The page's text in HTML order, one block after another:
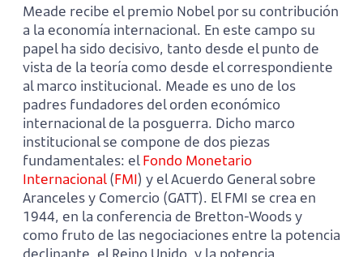
Meade recibe el premio Nobel por su contribución
a la economía internacional. En este campo su
papel ha sido decisi­vo, tanto desde el punto de
vista de la teoría como desde el correspondiente
al marco insti­tucional. Meade es uno de los
padres fundadores del orden económico
internacional de la posguerra. Dicho marco
institucional se compone de dos pie­zas
fundamentales: elFondo Monetario
Internacional(FMI) y el Acuerdo General sobre
Aranceles y Comercio (GATT). El FMI se crea en
1944, en la conferencia de Bretton-Woods y
como fruto de las negociacio­nes entre la potencia